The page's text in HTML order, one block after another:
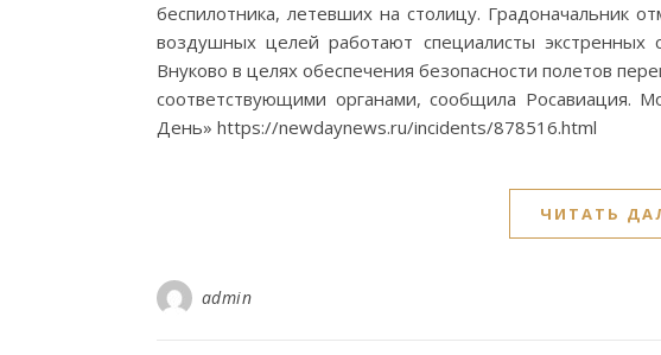
беспилотника, летевших на столицу. Градоначальник
воздушных целей работают специалисты
Внуково в целях обеспечения безопасности полетов
соответствующими органами, сообщила
День» https://newdaynews.ru/incidents/878516.html
ЧИТАТЬ
admin